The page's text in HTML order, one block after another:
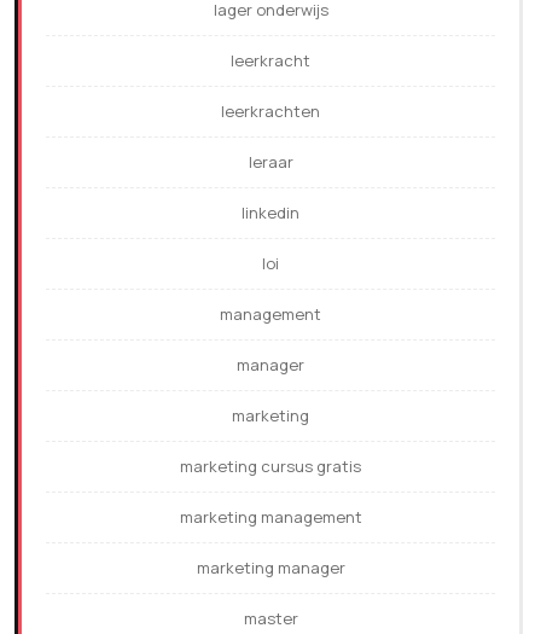
lager onderwijs
leerkracht
leerkrachten
leraar
linkedin
loi
management
manager
marketing
marketing cursus gratis
marketing management
marketing manager
master